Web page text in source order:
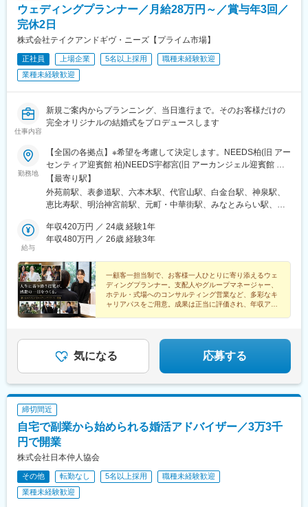
土があり、長期的に様々なキャリアの挑戦が可能です。
変更の範囲：会社の定める業務
ます。
◆各セクションのマネジメント業務
プランナーから料理、装花、美容、衣装、写真撮影など、各部署
のリーダーやスタッフと連携を取りながら、店舗全体のマネジメ
ントを行います。
◆スタッフの採用・教育
各部署から状況をヒアリングし、必要に応じて採用活動を実施し
ていただきます。求人の媒体選定から取材対応まで幅広く手がけ
ます。また教育スケジュールに基づき、採用の進捗管理や育成も
担って頂きます。
◆イベントの企画や実施のサポート
アドバイスを行ないます。「キッズプロジェクト」
「FunFenFant」など結婚式だけでなく、市場のトレンドをふまえ
て自ら意見を出すことも。
◆経営企画・マーケティング
地域特性に関するマーケティング調査を行い、その特性を反映し
解し、お客様の指向性や価値観に合わせた戦略策定をすることが
重要です。
●当社の魅力
・一顧客一担当制：お客様の想いを「かたち」にする為、新規接
客から当日の進行、装飾のテーマ、料理やサービスまで1人のウェ
ディングプランナーが一貫してプロデュースするのが同社の魅力
です。
る企業風土があり、長期的に様々なキャリアの挑戦が可能です。
変更の範囲：会社の定める業務
ウェディングプランナー／月給28万円～／賞与年3回／
完休2日
株式会社テイクアンドギヴ・ニーズ【プライム市場】
正社員 上場企業 5名以上採用
職種未経験歓迎
業種未経験歓迎
仕事内容
新規ご案内からプランニング、当日進行まで。そのお客様だけの
完全オリジナルの結婚式をプロデュースします
勤務地
【全国の各拠点】※希望を考慮して決定します。NEEDS柏(旧 アー
センティア迎賓館 柏)NEEDS宇都宮(旧 アーカンジェル迎賓館 宇
都宮)NEEDS仙台(旧 アーカンジェル迎賓館 仙台)NEEDS新潟(旧
アーククラブ迎賓館 新潟)NEEDS郡山(旧 アーククラブ迎賓館 郡
山)NEEDS千葉みなと(旧 ベイサイドパーク迎賓館 千葉みな
アーセンティア迎賓館 高崎)NEEDS大宮(旧 アーヴェリール迎賓館
大宮)NEEDSさいたま新都心(旧 ガーデンヒルズ迎賓館 大
(旧 アルモニービアン)NEEDS富山(旧 アーヴェリール迎賓館 富
山)NEEDS代官山(旧 アーカンジェル代官山)NEEDS麻布(旧 麻布
迎賓館)NEEDS表参道(旧 表参道TERRACE)NEEDS神宮前(旧 アル
モニーソルーナ表参道) ほか▼勤務地の詳細は下記をご覧くださ
い。https://www.tgn.co.jp/hall/
【最寄り駅】
外苑前駅、表参道駅、六本木駅、代官山駅、白金台駅、神泉駅、
恵比寿駅、明治神宮前駅、元町・中華街駅、みなとみらい駅、京
青葉通一番町駅、井口駅(広島県)、大形駅、北柏駅、高崎問屋町
駅、肥後橋駅、八幡駅(静岡県)、静岡駅、与野駅、八事駅、姫路
鴨池駅、石橋駅(長崎県)、梅津寺駅、冷水浦駅、八王子みなみ野
駅、徳島駅、山麓駅(もいわ山)、岐阜駅、南小倉駅、熊本駅前駅、
安積永盛駅、さいたま新都心駅、南松本駅、松本駅、新横浜駅、
西横浜駅、茅ケ崎駅、国際センター駅、久屋大通駅、沼津駅、り
んくう常滑駅、谷町四丁目駅、長堀橋駅、大阪梅田駅(阪急線)、三
駅、福山駅、乃木坂駅、中目黒駅、渋谷駅、原宿駅、馬車道駅、
市役所前駅(千葉県)、平和通駅、あおば通駅、渡辺橋駅、沖松島
府)、四条駅(京都市営)、仙台駅(地下鉄)、淀屋橋駅、神戸三宮駅
(阪神)、ロープウェイ入口駅、二本木口駅、天王町駅、近鉄名古屋
駅、丸の内駅(愛知県)、心斎橋駅、中津駅(地下鉄)、三宮駅(神戸市
営)、五条駅(京都市営)
給与
年収420万円 ／ 24歳 経験1年
年収480万円 ／ 26歳 経験3年
一顧客一担当制で、お客様一人ひとりに寄り添えるウェ
ディングプランナー。支配人やグループマネージャー、
ホテル・式場へのコンサルティング営業など、多彩なキ
ャリアパスをご用意。成果は正当に評価され、年収アッ
気になる 応募する
締切間近
自宅で副業から始められる婚活アドバイザー／3万3千
円で開業
株式会社日本仲人協会
その他 転勤なし 5名以上採用
職種未経験歓迎
業種未経験歓迎